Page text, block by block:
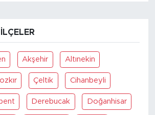
Akşehir Altınekin
Çeltik Cihanbeyli
Derebucak Doğanhisar